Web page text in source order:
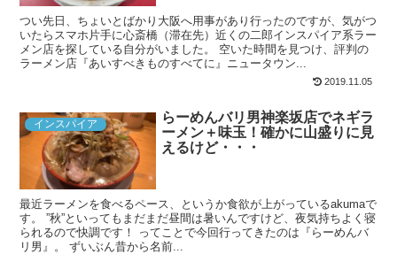
つい先日、ちょいとばかり大阪へ用事があり行ったのですが、気がつ
いたらスマホ片手に心斎橋（滞在先）近くの二郎インスパイア系ラー
メン店を探している自分がいました。 空いた時間を見つけ、評判の
ラーメン店『あいすべきものすべてに』ニュータウン...
2019.11.05
インスパイア
らーめんバリ男神楽坂店でネギラ
ーメン＋味玉！確かに山盛りに見
えるけど・・・
最近ラーメンを食べるペース、というか食欲が上がっているakumaで
す。 ”秋”といってもまだまだ昼間は暑いんですけど、夜気持ちよく寝
られるので快調です！ ってことで今回行ってきたのは『らーめんバ
リ男』。 ずいぶん昔から名前...